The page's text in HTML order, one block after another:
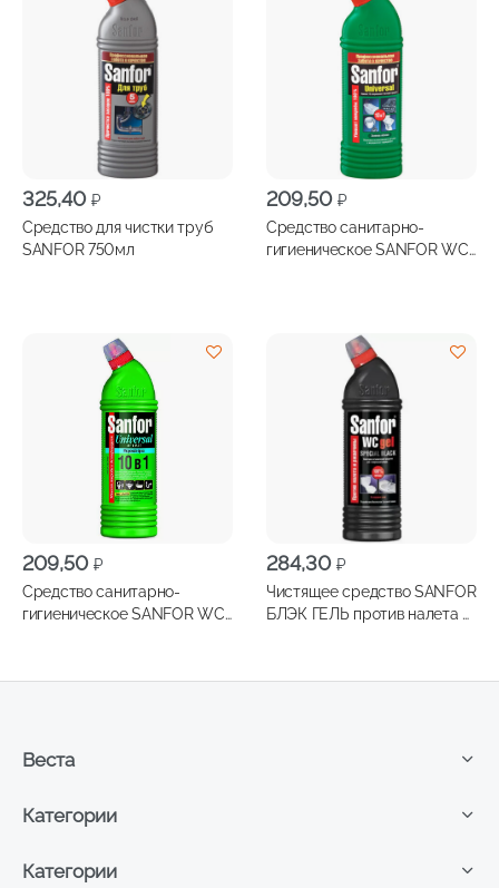
325,40 ₽
Средство для чистки труб
SANFOR 750мл
209,50 ₽
Средство санитарно-
гигиеническое SANFOR WC
209,50 ₽
Средство санитарно-
гигиеническое SANFOR WC
284,30 ₽
Чистящее средство SANFOR
БЛЭК ГЕЛЬ против налета и
Категории
Категории
Веста